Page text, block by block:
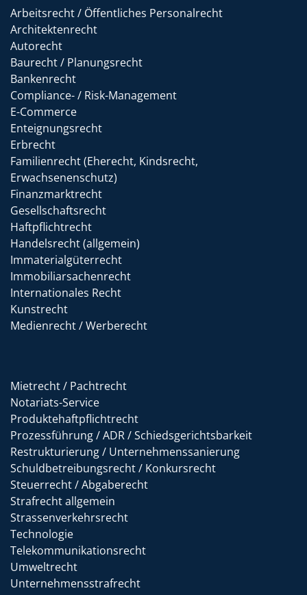
Arbeitsrecht / Öffentliches Personalrecht
Architektenrecht
Autorecht
Baurecht / Planungsrecht
Bankenrecht
Compliance- / Risk-Management
E-Commerce
Enteignungsrecht
Erbrecht
Familienrecht (Eherecht, Kindsrecht,
Erwachsenenschutz)
Finanzmarktrecht
Gesellschaftsrecht
Haftpflichtrecht
Handelsrecht (allgemein)
Immaterialgüterrecht
Immobiliarsachenrecht
Internationales Recht
Kunstrecht
Medienrecht / Werberecht
Mietrecht / Pachtrecht
Notariats-Service
Produktehaftpflichtrecht
Prozessführung / ADR / Schiedsgerichtsbarkeit
Restrukturierung / Unternehmenssanierung
Schuldbetreibungsrecht / Konkursrecht
Steuerrecht / Abgaberecht
Strafrecht allgemein
Strassenverkehrsrecht
Technologie
Telekommunikationsrecht
Umweltrecht
Unternehmensstrafrecht